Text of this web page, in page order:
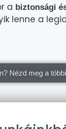
a biztonsági
lenne a
Nézd meg a